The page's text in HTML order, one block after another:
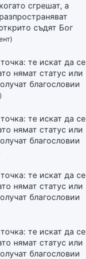
сгрешат, а
съдят Бог
те искат да се
нямат статус или
благословии
те искат да се
нямат статус или
благословии
те искат да се
нямат статус или
благословии
те искат да се
нямат статус или
благословии